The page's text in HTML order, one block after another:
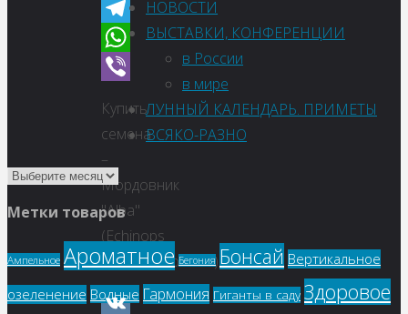
Odnoklassniki
Telegram
WhatsApp
Купить
семена
–
Мордовник
"Alba"
(Echinops
sphaerocephalus)
НОВОСТИ
ВЫСТАВКИ, КОНФЕРЕНЦИИ
в России
в мире
ЛУННЫЙ КАЛЕНДАРЬ. ПРИМЕТЫ
ВСЯКО-РАЗНО
Метки товаров
Ампельное Ароматное Бегония Бонсай Вертикальное
озеленение Водные Гармония Гиганты в саду Здоровое